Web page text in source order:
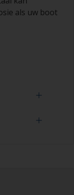
als uw boot
u de 2-